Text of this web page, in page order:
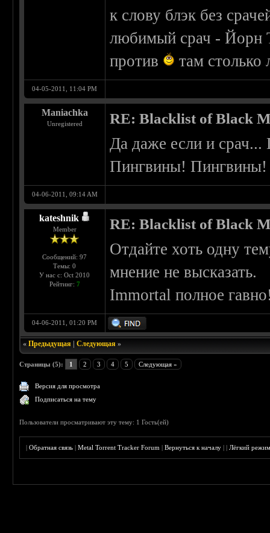
к слову блэк без
любимый срач - Йорн
против
там столько
04-05-2011, 11:04 PM
Maniachka
Unregistered RE: Blacklist of Black
Да даже если и
Пингвины!
04-06-2011, 09:14 AM
kateshnik
Member
Сообщений: 97
Темы: 0
У нас с: Oct 2010
Рейтинг: 7
RE: Blacklist of Black
Отдайте хоть одну
мнение не высказать.
Immortal полное
04-06-2011, 01:20 PM
«Предыдущая |Следующая »
Страницы (5): 1 2 3 4 5 Следующая »
Версия для просмотра
Подписаться на тему
Пользователи просматривают эту тему: 1 Гость(ей)
|Обратная связь |Metal Torrent Tracker Forum |Вернуться к началу ||Лёгкий